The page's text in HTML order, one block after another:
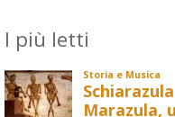
I più letti